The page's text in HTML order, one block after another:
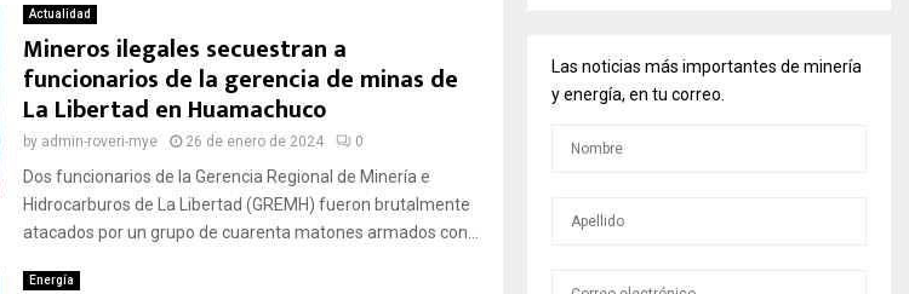
Actualidad
Mineros ilegales secuestran a
funcionarios de la gerencia de minas de
La Libertad en Huamachuco
by admin-roveri-mye 26 de enero de 2024 0
Dos funcionarios de la Gerencia Regional de Minería e
Hidrocarburos de La Libertad (GREMH) fueron brutalmente
atacados por un grupo de cuarenta matones armados con...
Energía
Las noticias más importantes de minería
y energía, en tu correo.